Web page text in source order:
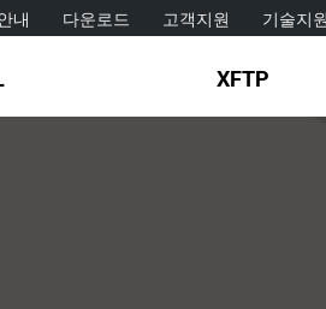
내 다운로드 고객지원 기술지원
XFTP